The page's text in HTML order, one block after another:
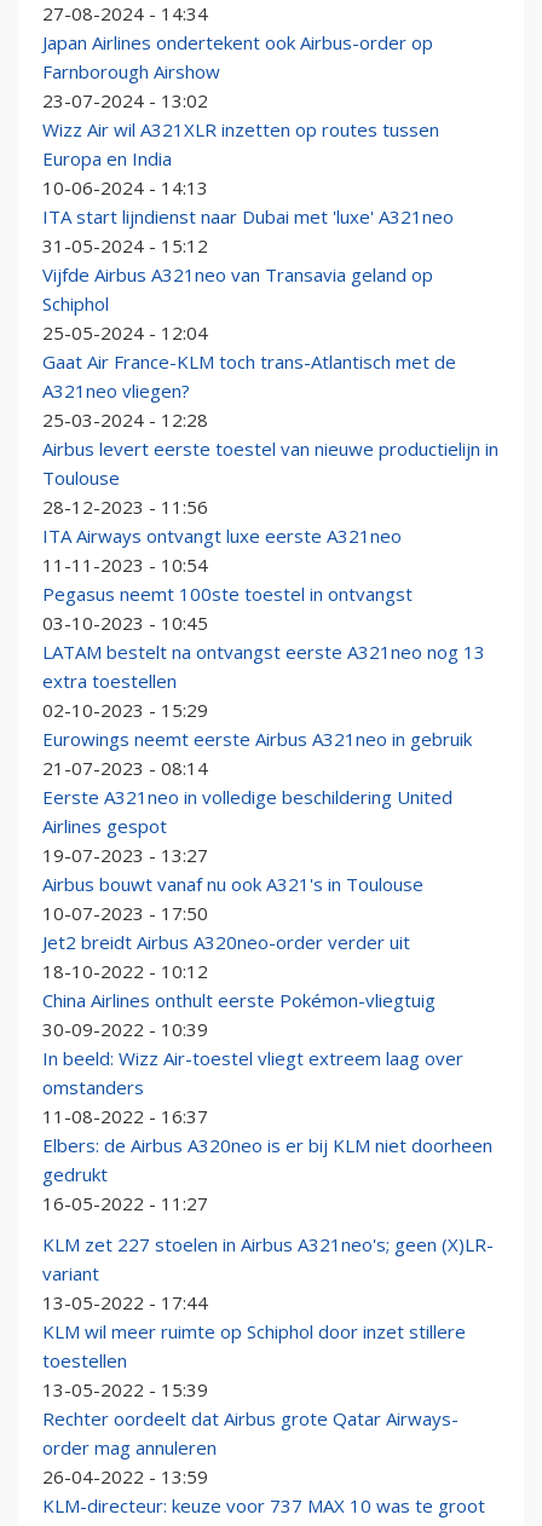
27-08-2024 - 14:34
Japan Airlines ondertekent ook Airbus-order op
Farnborough Airshow
23-07-2024 - 13:02
Wizz Air wil A321XLR inzetten op routes tussen
Europa en India
10-06-2024 - 14:13
ITA start lijndienst naar Dubai met 'luxe' A321neo
31-05-2024 - 15:12
Vijfde Airbus A321neo van Transavia geland op
Schiphol
25-05-2024 - 12:04
Gaat Air France-KLM toch trans-Atlantisch met de
A321neo vliegen?
25-03-2024 - 12:28
Airbus levert eerste toestel van nieuwe productielijn in
Toulouse
28-12-2023 - 11:56
ITA Airways ontvangt luxe eerste A321neo
11-11-2023 - 10:54
Pegasus neemt 100ste toestel in ontvangst
03-10-2023 - 10:45
LATAM bestelt na ontvangst eerste A321neo nog 13
extra toestellen
02-10-2023 - 15:29
Eurowings neemt eerste Airbus A321neo in gebruik
21-07-2023 - 08:14
Eerste A321neo in volledige beschildering United
Airlines gespot
19-07-2023 - 13:27
Airbus bouwt vanaf nu ook A321's in Toulouse
10-07-2023 - 17:50
Jet2 breidt Airbus A320neo-order verder uit
18-10-2022 - 10:12
China Airlines onthult eerste Pokémon-vliegtuig
30-09-2022 - 10:39
In beeld: Wizz Air-toestel vliegt extreem laag over
omstanders
11-08-2022 - 16:37
Elbers: de Airbus A320neo is er bij KLM niet doorheen
gedrukt
16-05-2022 - 11:27
KLM zet 227 stoelen in Airbus A321neo's; geen (X)LR-
variant
13-05-2022 - 17:44
KLM wil meer ruimte op Schiphol door inzet stillere
toestellen
13-05-2022 - 15:39
Rechter oordeelt dat Airbus grote Qatar Airways-
order mag annuleren
26-04-2022 - 13:59
KLM-directeur: keuze voor 737 MAX 10 was te groot